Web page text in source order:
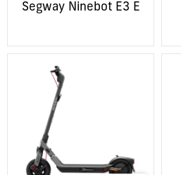
Segway Ninebot E3 E